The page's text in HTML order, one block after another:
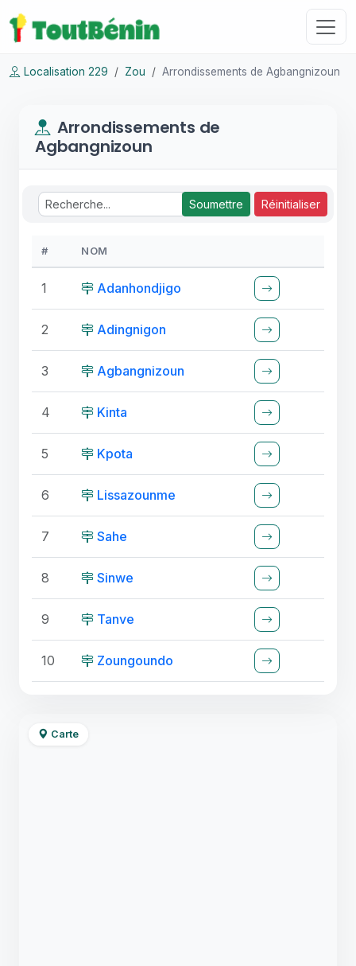
Localisation 229 Zou Arrondissements de Agbangnizoun
Arrondissements de
Agbangnizoun
Soumettre Réinitialiser
# NOM
1 Adanhondjigo
2 Adingnigon
3 Agbangnizoun
4 Kinta
5 Kpota
6 Lissazounme
7 Sahe
8 Sinwe
9 Tanve
10 Zoungoundo
Carte